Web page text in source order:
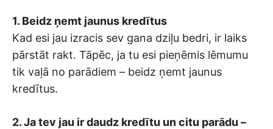
1. Beidz ņemt jaunus kredītus
Kad esi jau izracis sev gana dziļu bedri, ir laiks
pārstāt rakt. Tāpēc, ja tu esi pieņēmis lēmumu
tik vaļā no parādiem – beidz ņemt jaunus
kredītus.
2. Ja tev jau ir daudz kredītu un citu parādu –